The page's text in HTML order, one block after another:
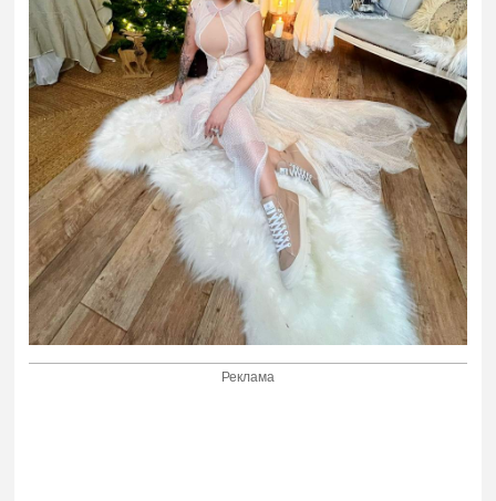
Реклама